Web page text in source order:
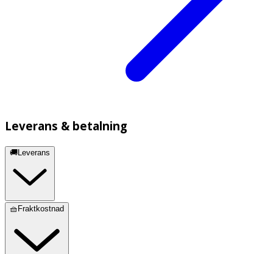
Leverans & betalning
🚚Leverans
🧺Fraktkostnad